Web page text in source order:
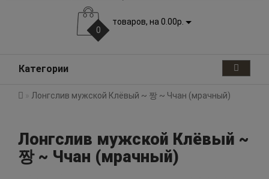
0
товаров, на 0.00р.
Категории
Лонгслив мужской Клёвый ~ 짱 ~ Ччан (мрачный)
Лонгслив мужской Клёвый ~
짱 ~ Ччан (мрачный)